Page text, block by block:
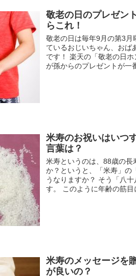
敬老の日のプレゼン
らこれ！
敬老の日は毎年9月の第3月
ているおじいちゃん、おば
です！ 楽天の「敬老の日
が孫からのプレゼントが一
米寿のお祝いはいつ
言葉は？
米寿というのは、88歳の
か？というと、「米寿」の
うなりますか？ そう「八
す。 このように年齢の筋目
米寿のメッセージを
が良いの？